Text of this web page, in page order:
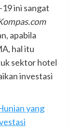
ini sangat
apabila
hal itu
sektor hotel
investasi
yang